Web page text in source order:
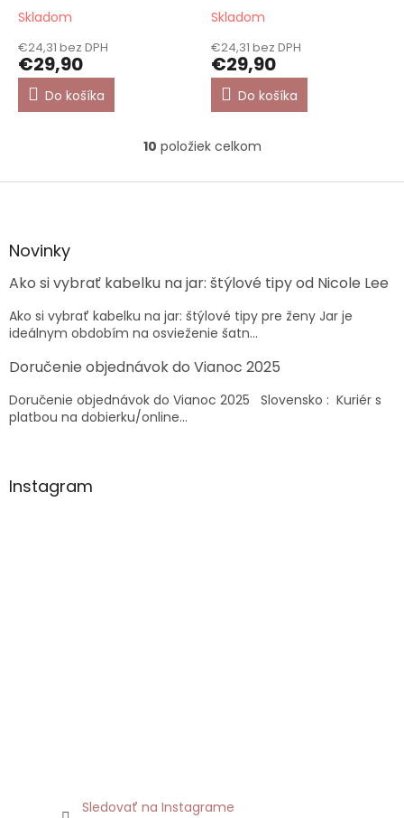
Skladom
€24,31 bez DPH
€29,90
Do košíka
Skladom
€24,31 bez DPH
€29,90
Do košíka
O
l
i
e
p
r
v
k
y
v
ý
10 položiek celkom
Z
äNovinky
Ako si vybrať kabelku na jar: štýlové tipy od Nicole Lee
Ako si vybrať kabelku na jar: štýlové tipy pre ženy Jar je
ideálnym obdobím na osvieženie šatn...
Doručenie objednávok do Vianoc 2025
Doručenie objednávok do Vianoc 2025 Slovensko : Kuriér s
platbou na dobierku/online...
Instagram
Sledovať na Instagrame